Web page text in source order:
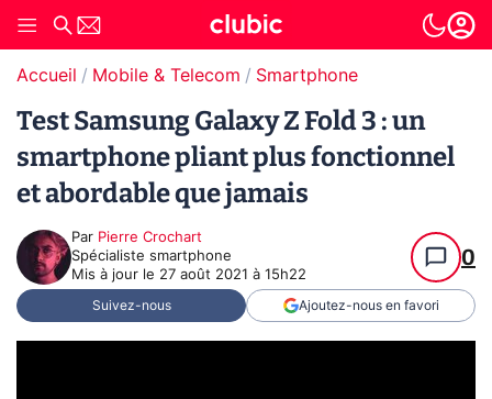
Accueil Mobile & Telecom Smartphone
Test Samsung Galaxy Z Fold 3 : un
smartphone pliant plus fonctionnel
et abordable que jamais
Par Pierre Crochart
Spécialiste smartphone
Mis à jour le 27 août 2021 à 15h22
0
Suivez-nous Ajoutez-nous en favori